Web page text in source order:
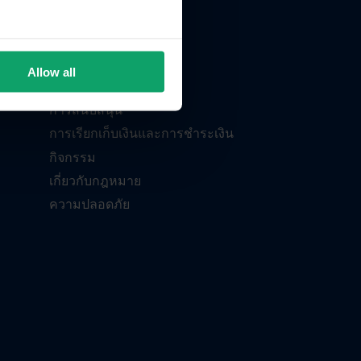
Allow allเกี่ยวกับเรา
การสนับสนุน
การเรียกเก็บเงินและการชำระเงิน
กิจกรรม
เกี่ยวกับกฎหมาย
ความปลอดภัย